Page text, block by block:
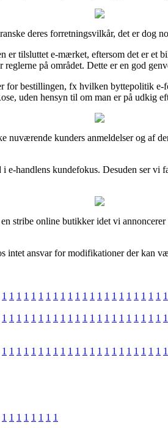
deres forretningsvilkår, det er dog
tilsluttet e-mærket, eftersom det er et
på området. Dette er en god
for bestillingen, fx hvilken byttepolitik
uden hensyn til om man er på udkig
kunders anmeldelser og af
handlens kundefokus. Desuden ser
stribe online butikker idet vi
ansvar for modifikationer der kan
1 1 1 1 1 1 1 1 1 1 1 1 1 1 1 1 1 1 1 1 1 1 1
1 1 1 1 1 1 1 1 1 1 1 1 1 1 1 1 1 1 1 1 1 1 1
1 1 1 1 1 1 1 1 1 1 1 1 1 1 1 1 1 1 1 1 1 1 1
1 1 1 1 1 1 1 1